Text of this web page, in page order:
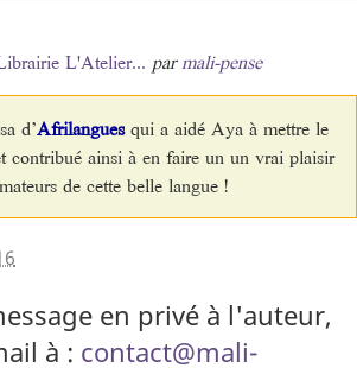
L'Atelier... parmali-pense
d’Afrilanguesqui a aidé Aya à mettre le
contribué ainsi à en faire un un vrai plaisir
de cette belle langue !
en privé à l'auteur,
à : contact@mali-